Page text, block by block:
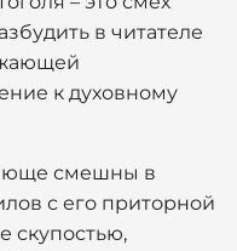
в читателе
к духовному
смешны в
с его приторной
скупостью,